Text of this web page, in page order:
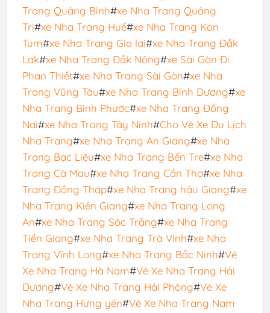
Trang Quảng Bình#xe Nha Trang Quảng
Trị#xe Nha Trang Huế#xe Nha Trang Kon
Tum#xe Nha Trang Gia lai#xe Nha Trang Đắk
Lak#xe Nha Trang Đắk Nông#xe Sài Gòn Đi
Phan Thiết#xe Nha Trang Sài Gòn#xe Nha
Trang Vũng Tàu#xe Nha Trang Bình Dương#xe
Nha Trang Binh Phước#xe Nha Trang Đồng
Nai#xe Nha Trang Tây Ninh#Cho Vé Xe Du Lịch
Nha Trang#xe Nha Trang An Giang#xe Nha
Trang Bạc Liêu#xe Nha Trang Bến Tre#xe Nha
Trang Cà Mau#xe Nha Trang Cần Thơ#xe Nha
Trang Đồng Tháp#xe Nha Trang hậu Giang#xe
Nha Trang Kiên Giang#xe Nha Trang Long
An#xe Nha Trang Sóc Trăng#xe Nha Trang
Tiền Giang#xe Nha Trang Trà Vinh#xe Nha
Trang Vĩnh Long#xe Nha Trang Bắc Ninh#Vé
Xe Nha Trang Hà Nam#Vé Xe Nha Trang Hải
Dương#Vé Xe Nha Trang Hải Phòng#Vé Xe
Nha Trang Hưng yên#Vé Xe Nha Trang Nam